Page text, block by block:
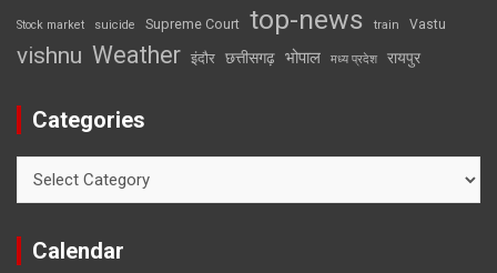
Stock market suicide Supreme Court top-news train Vastu
vishnu Weather इंदौर छत्तीसगढ़ भोपाल मध्य प्रदेश रायपुर
Categories
Calendar